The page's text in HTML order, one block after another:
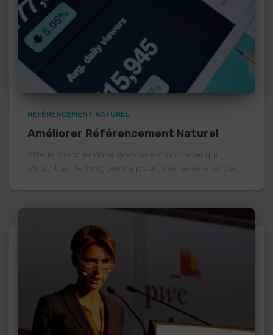
RÉFÉRENCEMENT NATUREL
Améliorer Référencement Naturel
Etre le premier dans google est un travail qui
s'inscrit sur le long terme pour bien se référencer.